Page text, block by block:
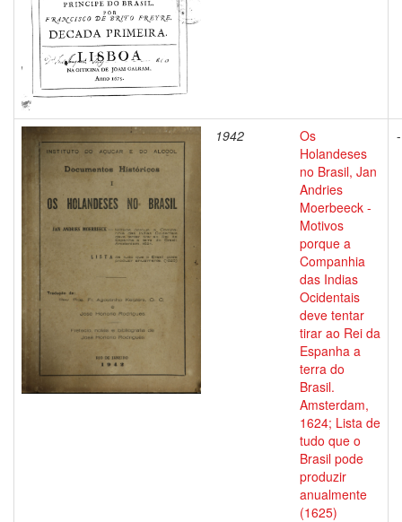
1942
Os
Holandeses
no Brasil, Jan
Andries
Moerbeeck -
Motivos
porque a
Companhia
das Indias
Ocidentais
deve tentar
tirar ao Rei da
Espanha a
terra do
Brasil.
Amsterdam,
1624; Lista de
tudo que o
Brasil pode
produzir
anualmente
(1625)
-